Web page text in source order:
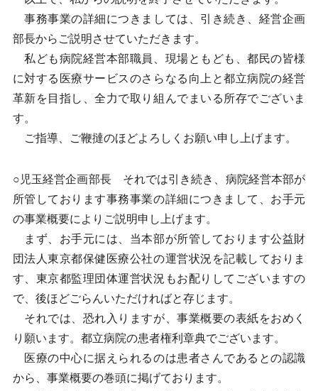
事務事業の詳細につきましては、引き続き、経営企画
部長からご説明させていただきます。
私ども病院経営本部職員、現場ともども、都民の皆様
に対する医療サービスのさらなる向上と都立病院の経営
革新を目指し、全力で取り組んでまいる所存でございま
す。
ご指導、ご鞭撻のほどよろしくお願い申し上げます。
○児玉経営企画部長 それでは引き続き、病院経営本部が
所管しております事務事業の詳細につきまして、お手元
の事業概要によりご説明申し上げます。
まず、お手元には、当本部が所管しております公益財
団法人東京都保健医療公社の運営状況を記載しておりま
す、東京都監理団体運営状況もお配りしてございますの
で、後ほどごらんいただければと存じます。
それでは、恐れ入りますが、事業概要の表紙をおめく
り願います。都立病院の患者権利章典でございます。
医療の中心に据えられるのは患者さんであるとの認識
から、事業概要の巻頭に掲げております。